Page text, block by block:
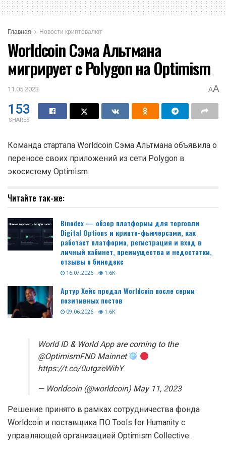
Главная Новости криптовалют
Worldcoin Сэма Альтмана
мигрирует с Polygon на Optimism
11.05.2023 AA
153
SHARES
Команда стартапа Worldcoin Сэма Альтмана объявила о
переносе своих приложений из сети Polygon в
экосистему Optimism.
Читайте так-же:
Binodex — обзор платформы для торговли
Digital Options и крипто-фьючерсами, как
работает платформа, регистрация и вход в
личный кабинет, преимущества и недостатки,
отзывы о бинодекс
16.07.2026 1.6K
Артур Хейс продал Worldcoin после серии
позитивных постов
09.06.2026 1.6K
World ID & World App are coming to the
@OptimismFND Mainnet
https://t.co/0utgzeWihY
— Worldcoin (@worldcoin) May 11, 2023
Решение принято в рамках сотрудничества фонда
Worldcoin и поставщика ПО Tools for Humanity с
управляющей организацией Optimism Collective.